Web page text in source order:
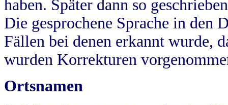
haben. Später dann so
Die gesprochene Sprache in
Fällen bei denen erkannt wurde,
wurden Korrekturen
Ortsnamen